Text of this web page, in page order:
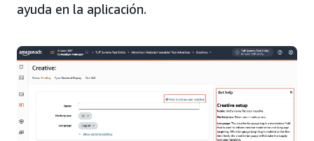
ayuda en la aplicación.